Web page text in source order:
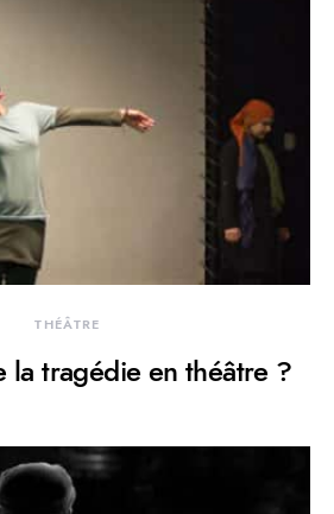
THÉÂTRE
la tragédie en théâtre ?